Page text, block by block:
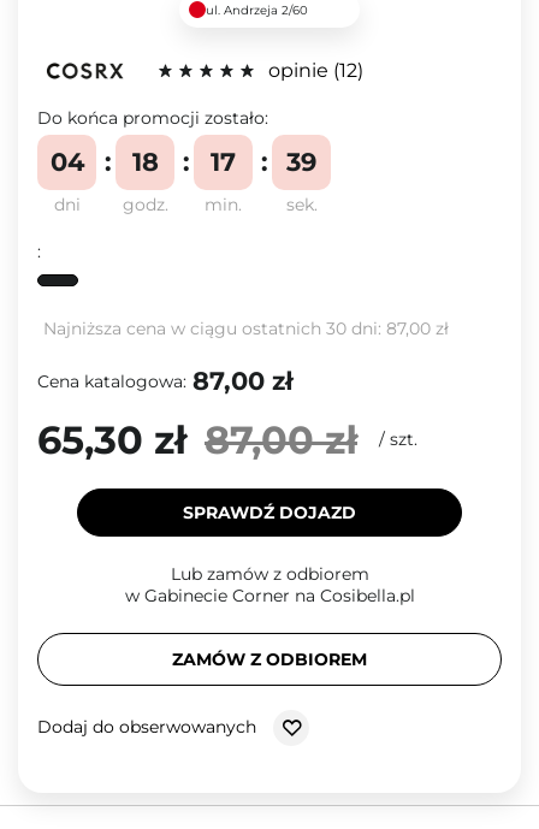
ul. Andrzeja 2/60
opinie 12
Do końca promocji zostało:
dni
04
godz.
18
min.
17
sek.
38
:
Najniższa cena w ciągu ostatnich 30 dni: 87,00 zł
Cena katalogowa: 87,00 zł
65,30 zł 87,00 zł / szt.
SPRAWDŹ DOJAZD
Lub zamów z odbiorem
w Gabinecie Corner na Cosibella.pl
ZAMÓW Z ODBIOREM
Dodaj do obserwowanych